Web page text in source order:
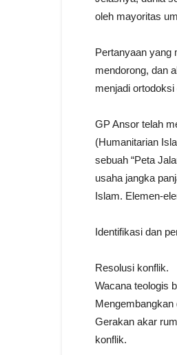
oleh mayoritas
Pertanyaan
mendorong, dan
menjadi
GP Ansor telah
(Humanitarian
sebuah “Peta
usaha jangka
Islam. Elemen-
Identifikasi dan
Resolusi konflik.
Wacana teologis
Mengembangkan
Gerakan akar
konflik.